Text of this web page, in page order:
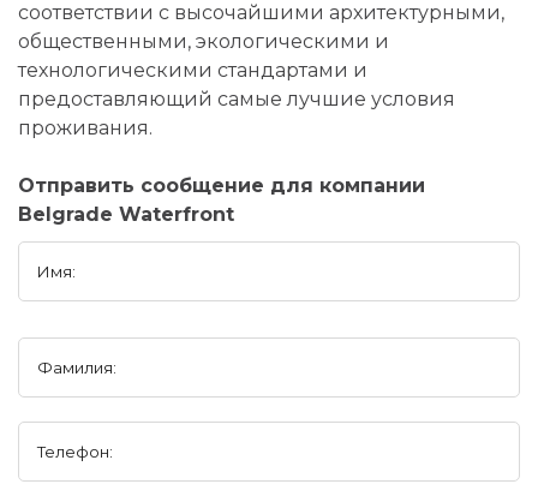
соответствии с высочайшими архитектурными,
общественными, экологическими и
технологическими стандартами и
предоставляющий самые лучшие условия
проживания.
Отправить сообщение для компании
Belgrade Waterfront
Имя:
Фамилия:
Телефон: